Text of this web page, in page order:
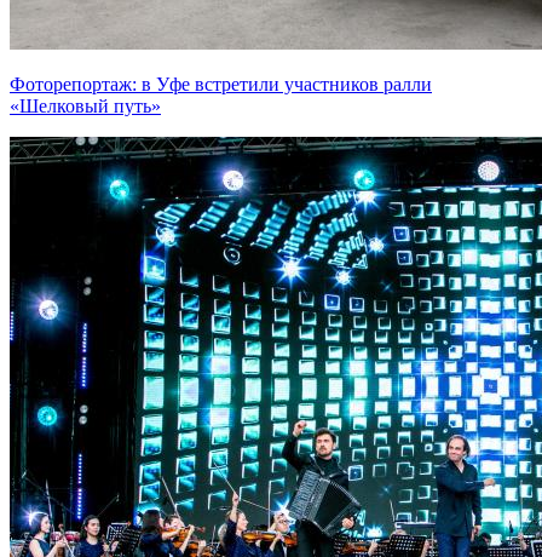
Фоторепортаж: в Уфе встретили участников ралли
«Шелковый путь»